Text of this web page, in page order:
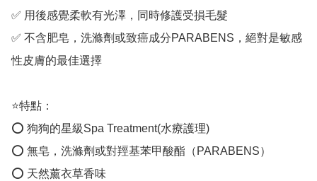
✅ 用後感覺柔軟有光澤，同時修護受損毛髮
✅ 不含肥皂，洗滌劑或致癌成分PARABENS，絕對是敏感
性皮膚的最佳選擇
⭐️特點：
⭕️ 狗狗的星級Spa Treatment(水療護理)
⭕️ 無皂，洗滌劑或對羥基苯甲酸酯（PARABENS）
⭕️ 天然薰衣草香味